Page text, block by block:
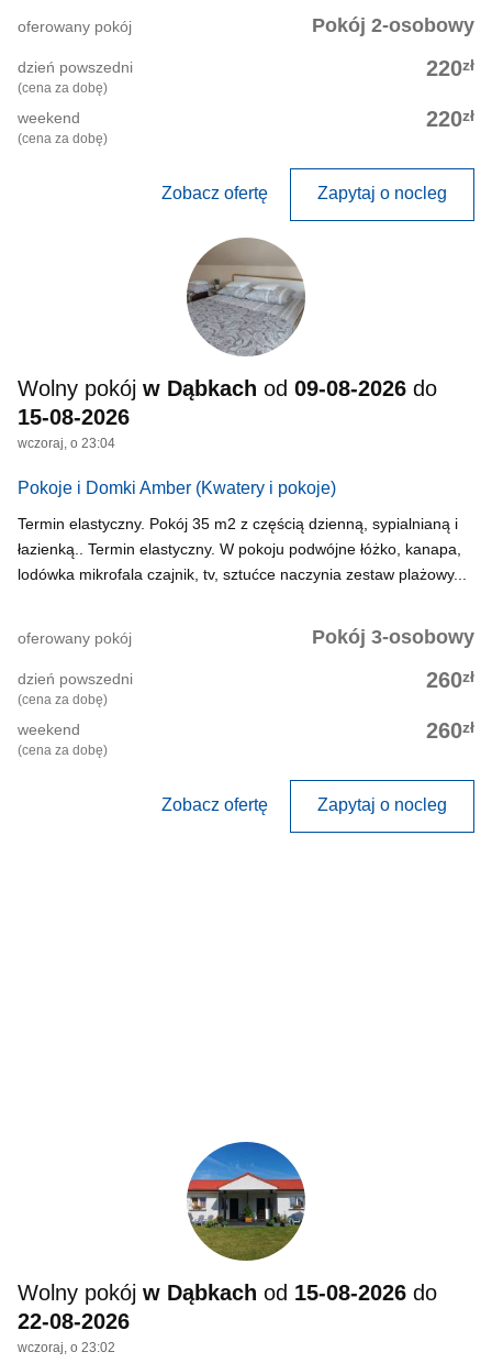
Pokój 2-osobowy
oferowany pokój
220zł
dzień powszedni
(cena za dobę)
220zł
weekend
(cena za dobę)
Zobacz ofertę Zapytaj o nocleg
Wolny pokój w Dąbkach od 09-08-2026 do
15-08-2026
wczoraj, o 23:04
Pokoje i Domki Amber (Kwatery i pokoje)
Termin elastyczny. Pokój 35 m2 z częścią dzienną, sypialnianą i
łazienką.. Termin elastyczny. W pokoju podwójne łóżko, kanapa,
lodówka mikrofala czajnik, tv, sztućce naczynia zestaw plażowy...
Pokój 3-osobowy
oferowany pokój
260zł
dzień powszedni
(cena za dobę)
260zł
weekend
(cena za dobę)
Zobacz ofertę Zapytaj o nocleg
Wolny pokój w Dąbkach od 15-08-2026 do
22-08-2026
wczoraj, o 23:02